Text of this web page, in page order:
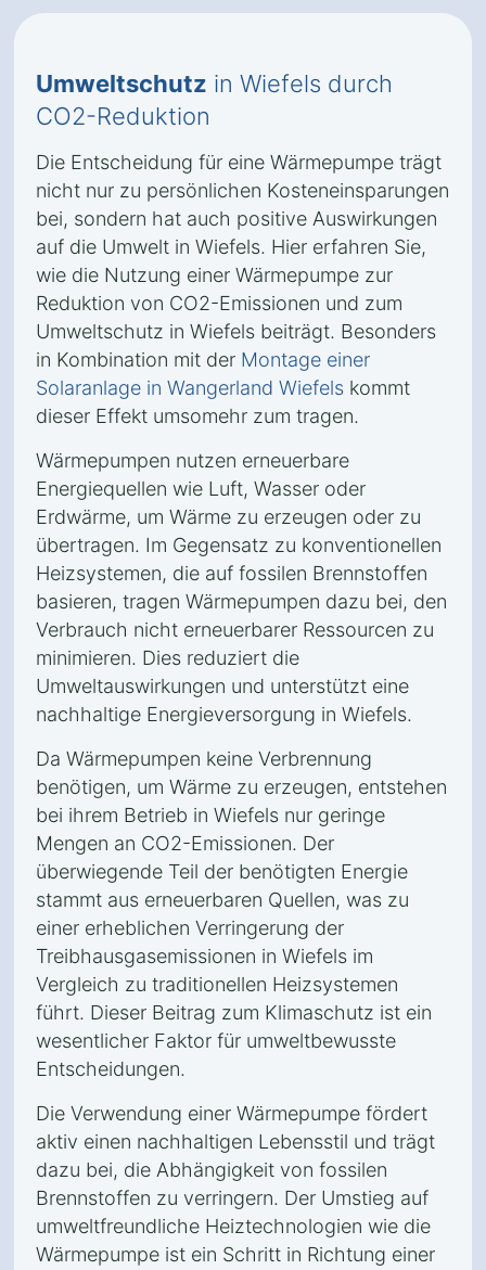
Umweltschutz in Wiefels durch
CO2-Reduktion
Die Entscheidung für eine Wärmepumpe trägt
nicht nur zu persönlichen Kosteneinsparungen
bei, sondern hat auch positive Auswirkungen
auf die Umwelt in Wiefels. Hier erfahren Sie,
wie die Nutzung einer Wärmepumpe zur
Reduktion von CO2-Emissionen und zum
Umweltschutz in Wiefels beiträgt. Besonders
in Kombination mit der Montage einer
Solaranlage in Wangerland Wiefels kommt
dieser Effekt umsomehr zum tragen.
Wärmepumpen nutzen erneuerbare
Energiequellen wie Luft, Wasser oder
Erdwärme, um Wärme zu erzeugen oder zu
übertragen. Im Gegensatz zu konventionellen
Heizsystemen, die auf fossilen Brennstoffen
basieren, tragen Wärmepumpen dazu bei, den
Verbrauch nicht erneuerbarer Ressourcen zu
minimieren. Dies reduziert die
Umweltauswirkungen und unterstützt eine
nachhaltige Energieversorgung in Wiefels.
Da Wärmepumpen keine Verbrennung
benötigen, um Wärme zu erzeugen, entstehen
bei ihrem Betrieb in Wiefels nur geringe
Mengen an CO2-Emissionen. Der
überwiegende Teil der benötigten Energie
stammt aus erneuerbaren Quellen, was zu
einer erheblichen Verringerung der
Treibhausgasemissionen in Wiefels im
Vergleich zu traditionellen Heizsystemen
führt. Dieser Beitrag zum Klimaschutz ist ein
wesentlicher Faktor für umweltbewusste
Entscheidungen.
Die Verwendung einer Wärmepumpe fördert
aktiv einen nachhaltigen Lebensstil und trägt
dazu bei, die Abhängigkeit von fossilen
Brennstoffen zu verringern. Der Umstieg auf
umweltfreundliche Heiztechnologien wie die
Wärmepumpe ist ein Schritt in Richtung einer